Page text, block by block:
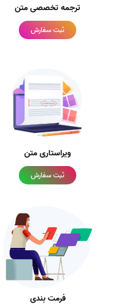
ترجمه تخصصی متن
ثبت سفارش
ویراستاری متن
ثبت سفارش
فرمت بندی